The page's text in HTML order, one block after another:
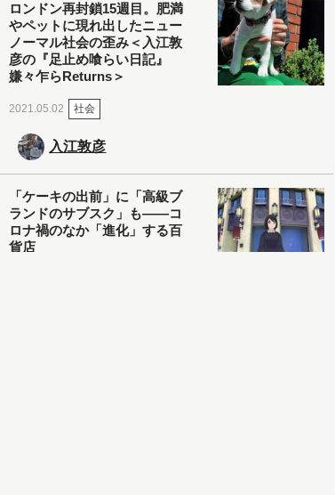
ロンドン再封鎖15週目。肥満
やペットに現れ出したニュー
ノーマル社会の歪み＜入江敦
彦の『足止め喰らい日記』
嫌々乍らReturns＞
2021.05.02 社会
入江敦彦
「ケーキの出前」に「高級ブ
ランドのサブスク」も――コ
ロナ禍のなか「進化」する百
貨店